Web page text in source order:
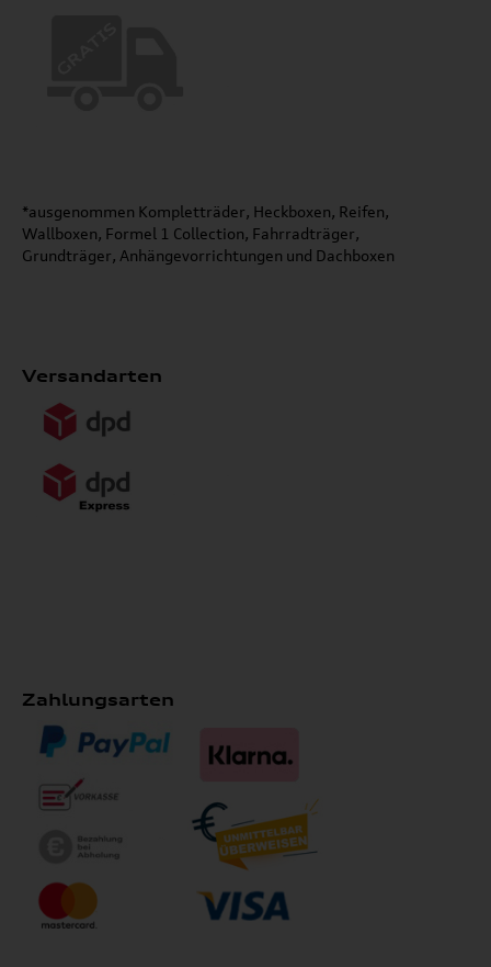
*ausgenommen Kompletträder, Heckboxen, Reifen,
Wallboxen, Formel 1 Collection, Fahrradträger,
Grundträger, Anhängevorrichtungen und Dachboxen
Versandarten
Zahlungsarten